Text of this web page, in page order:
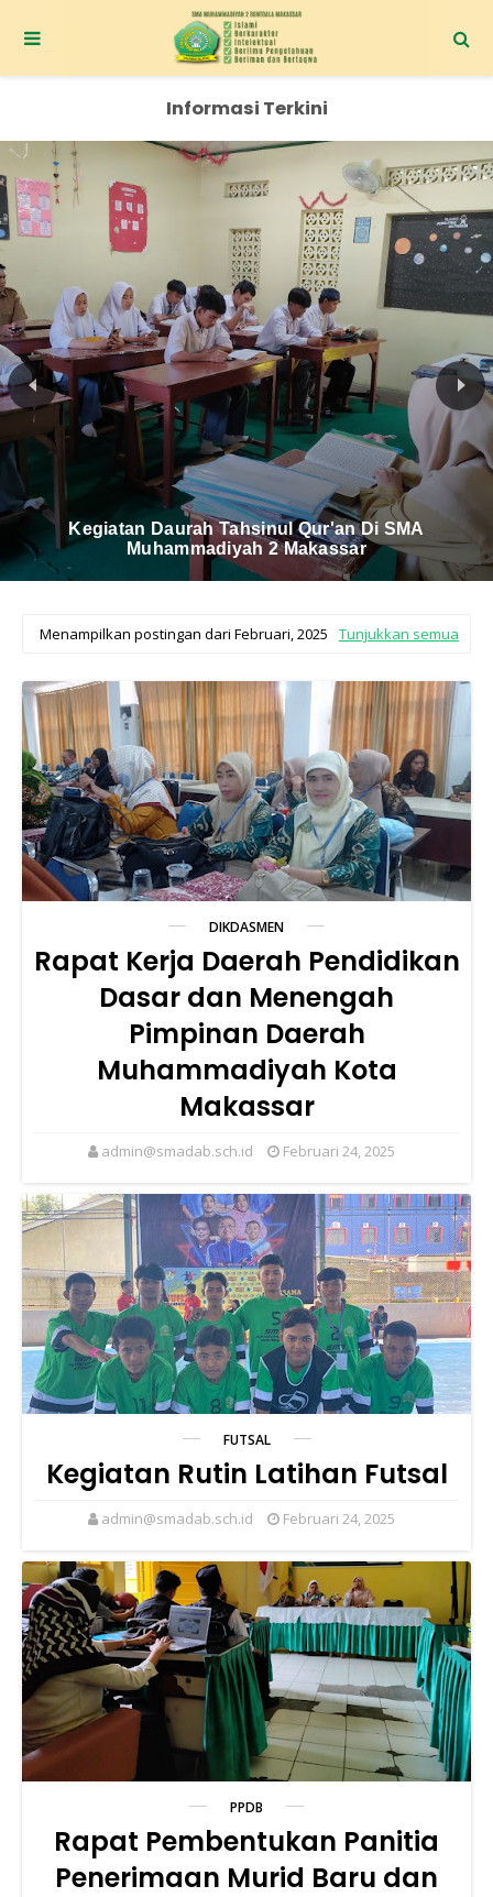
Informasi Terkini
Kegiatan Daurah Tahsinul Qur'an Di SMA
Muhammadiyah 2 Makassar
Menampilkan postingan dari Februari, 2025 Tunjukkan semua
DIKDASMEN
Rapat Kerja Daerah Pendidikan
Dasar dan Menengah
Pimpinan Daerah
Muhammadiyah Kota
Makassar
admin@smadab.sch.id Februari 24, 2025
FUTSAL
Kegiatan Rutin Latihan Futsal
admin@smadab.sch.id Februari 24, 2025
PPDB
Rapat Pembentukan Panitia
Penerimaan Murid Baru dan